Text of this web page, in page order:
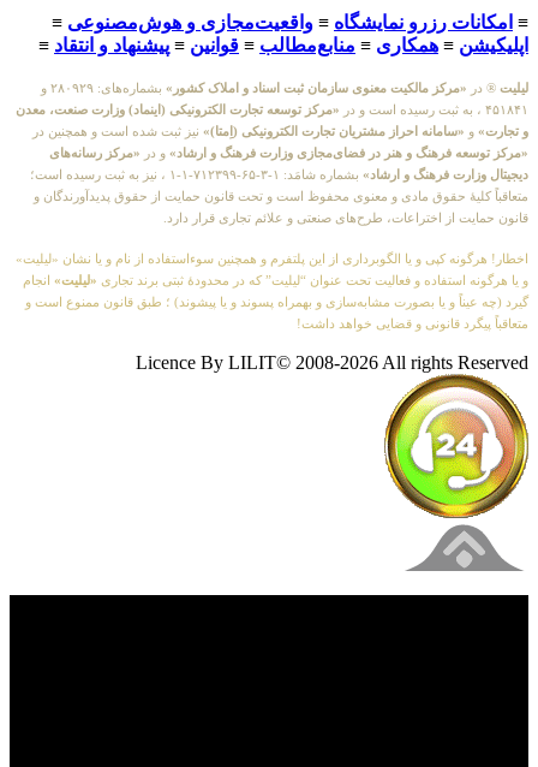
≡ امکانات رزرو نمایشگاه ≡ واقعیت‌مجازی و هوش‌مصنوعی ≡
اپلیکیشن ≡ همکاری ≡ منابع‌مطالب ≡ قوانین ≡ پیشنهاد و انتقاد ≡
لیلیت ® در «مرکز مالکیت معنوی سازمان ثبت اسناد و املاک کشور»
بشماره‌های: ۲۸۰۹۲۹ و
۴۵۱۸۴۱ ، به ثبت رسیده است و در
«مرکز توسعه تجارت الکترونیکی (اینماد) وزارت صنعت، معدن
و تجارت» و «سامانه احراز مشتریان تجارت الکترونیکی (اِمتا)» نیز ثبت شده است و همچنین در
«مرکز توسعه فرهنگ و هنر در فضای‌مجازی وزارت فرهنگ و ارشاد» و در «مرکز رسانه‌های
دیجیتال وزارت فرهنگ و ارشاد»
بشماره شامَد: ۱-۳-۶۵-۷۱۲۳۹۹-۱-۱ ، نیز به ثبت رسیده است؛
متعاقباً کلیهٔ حقوق مادی و معنوی محفوظ است و تحت قانون حمایت از حقوق پدیدآورندگان و
قانون حمایت از اختراعات، طرح‌های صنعتی و علائم تجاری قرار دارد.
اخطار! هرگونه کپی و یا الگوبرداری از این پلتفرم و همچنین سوءاستفاده از نام و یا نشان «لیلیت»
و یا هرگونه استفاده و فعالیت تحت عنوان “لیلیت” که در محدودهٔ ثبتی برند تجاری «لیلیت» انجام
گیرد (چه عیناً و یا بصورت مشابه‌سازی و بهمراه پسوند و یا پیشوند) ؛ طبق قانون ممنوع است و
متعاقباً پیگرد قانونی و قضایی خواهد داشت!
Licence By LILIT© 2008-2026 All rights Reserved